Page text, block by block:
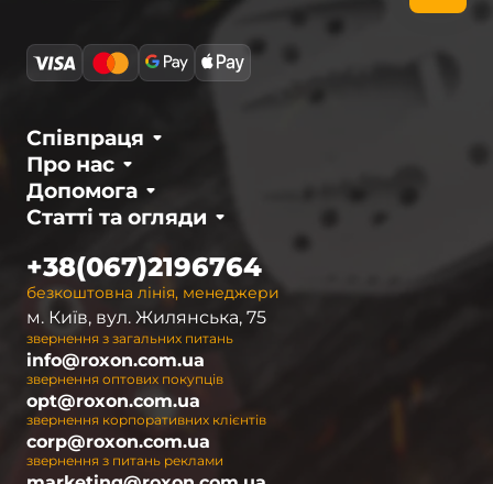
Про нас
Співпраця
Статті та огляди
Допомога
безкоштовна лінія, менеджери
+38(067)2196764
м. Київ, вул. Жилянська, 75
звернення з загальних питань
info@roxon.com.ua
звернення оптових покупців
opt@roxon.com.ua
звернення корпоративних клієнтів
corp@roxon.com.ua
звернення з питань реклами